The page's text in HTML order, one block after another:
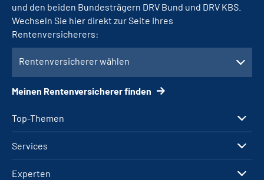
Top-Themen
Services
Experten
und den beiden Bundesträgern DRV Bund und DRV KBS.
Wechseln Sie hier direkt zur Seite Ihres
Rentenversicherers:
Rentenversicherer wählen
Meinen Rentenversicherer finden